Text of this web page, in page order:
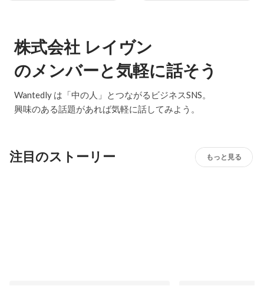
株式会社 レイヴン
のメンバーと気軽に話そう
Wantedly は「中の人」とつながるビジネスSNS。
興味のある話題があれば気軽に話してみよう。
注目のストーリー もっと見る